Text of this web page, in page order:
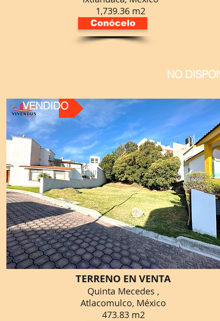
1,739.36 m2
Conócelo
NO
VENDIDO
TERRENO EN VENTA
Quinta Mecedes ,
Atlacomulco, México
473.83 m2